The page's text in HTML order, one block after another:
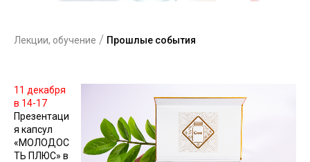
Лекции, обучение / Прошлые события
11 декабря
в 14-17
Презентаци
я капсул
«МОЛОДОС
ТЬ ПЛЮС» в